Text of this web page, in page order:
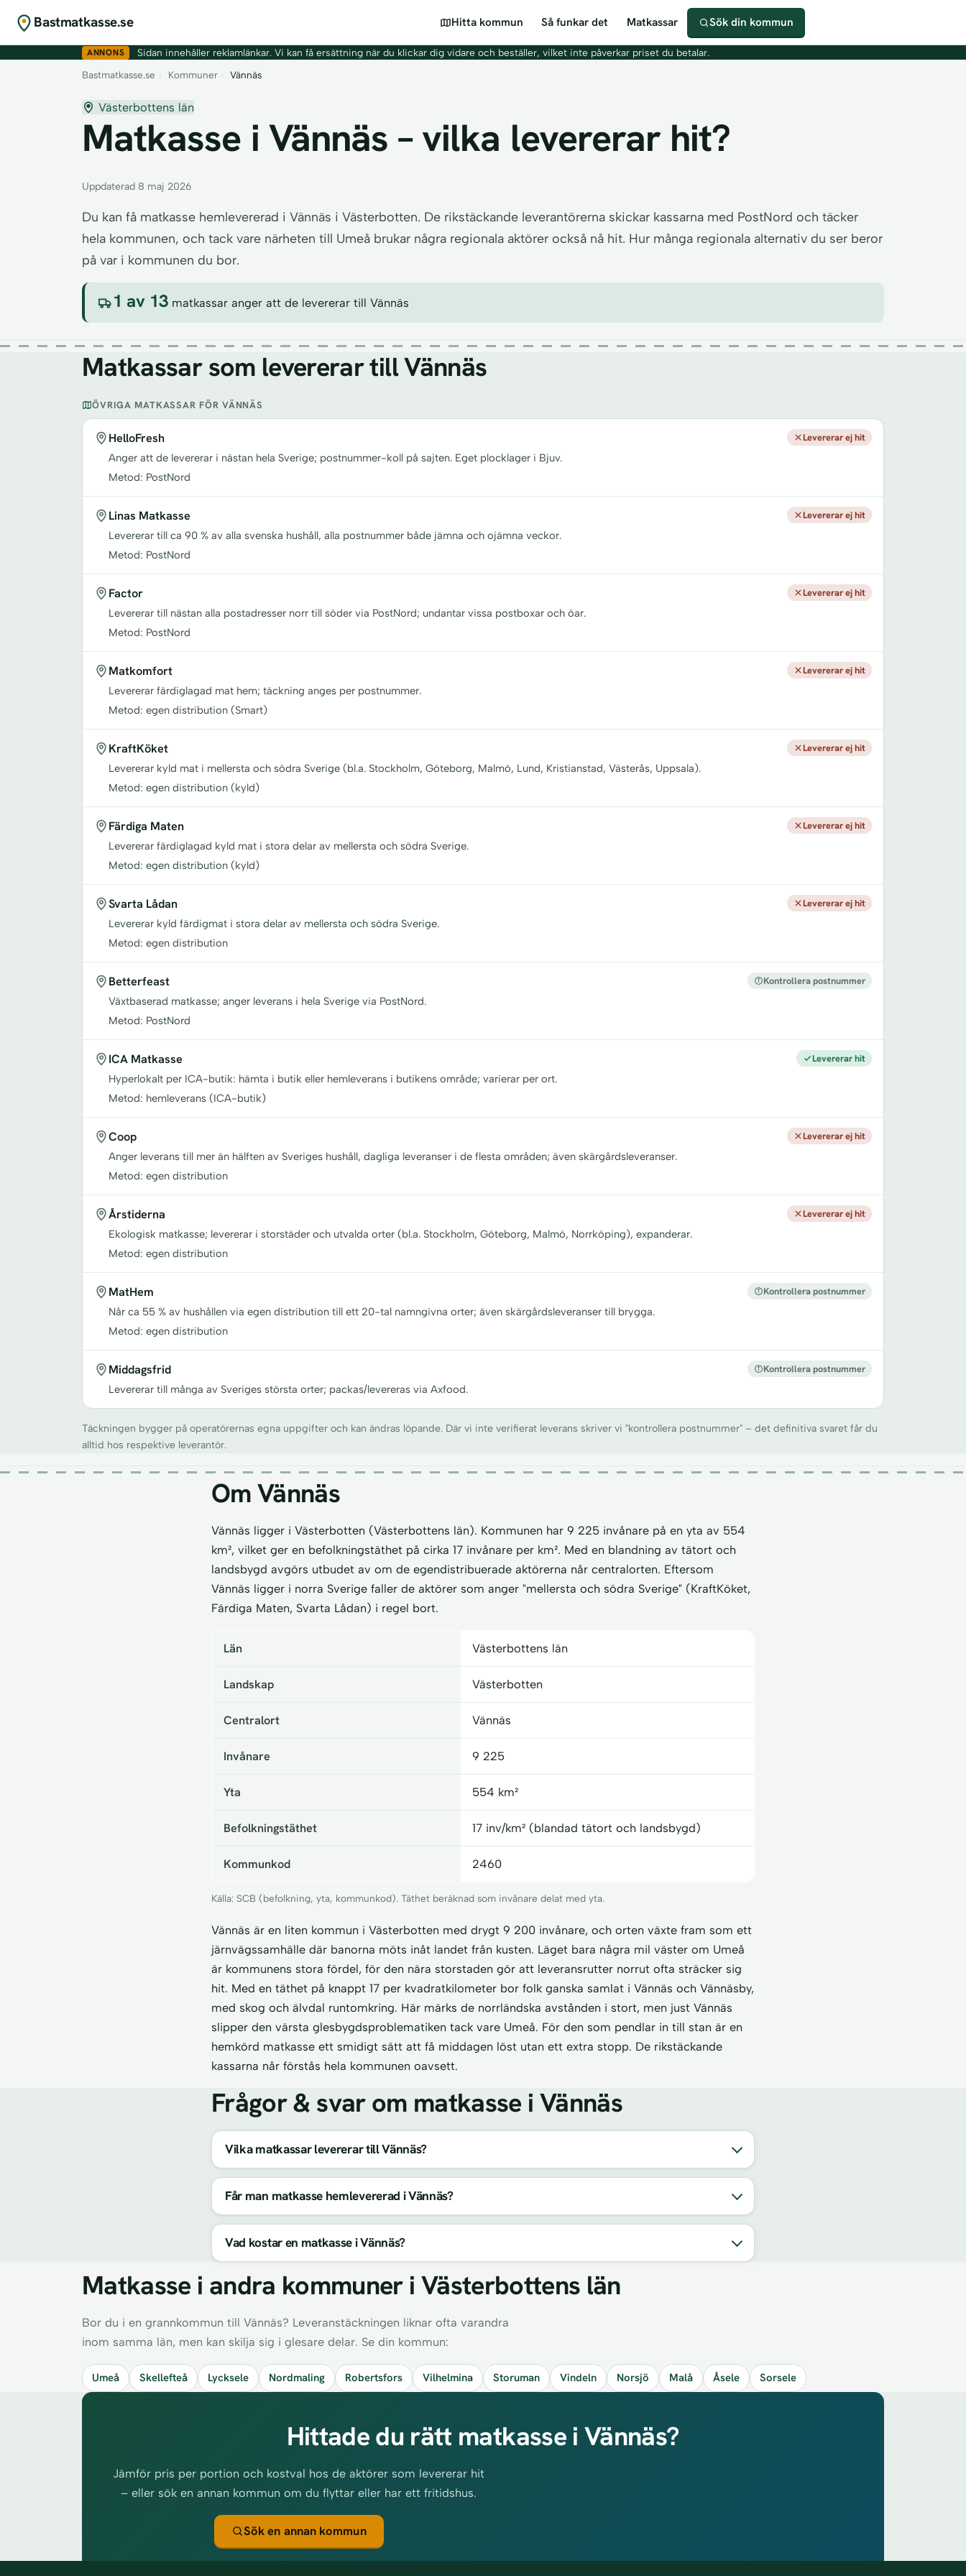
Bastmatkasse.se Hitta kommun Så funkar det Matkassar Sök din kommun
ANNONS
Sidan innehåller reklamlänkar. Vi kan få ersättning när du klickar dig vidare och beställer, vilket inte påverkar priset du betalar.
Bastmatkasse.se › Kommuner › Vännäs
Västerbottens län
Matkasse i Vännäs – vilka levererar hit?
Uppdaterad 8 maj 2026
Du kan få matkasse hemlevererad i Vännäs i Västerbotten. De rikstäckande leverantörerna skickar kassarna med PostNord och täcker
hela kommunen, och tack vare närheten till Umeå brukar några regionala aktörer också nå hit. Hur många regionala alternativ du ser beror
på var i kommunen du bor.
1 av 13 matkassar anger att de levererar till Vännäs
Matkassar som levererar till Vännäs
ÖVRIGA MATKASSAR FÖR VÄNNÄS
HelloFresh
Anger att de levererar i nästan hela Sverige; postnummer-koll på sajten. Eget plocklager i Bjuv.
Metod: PostNord
Levererar ej hit
Linas Matkasse
Levererar till ca 90 % av alla svenska hushåll, alla postnummer både jämna och ojämna veckor.
Metod: PostNord
Levererar ej hit
Factor
Levererar till nästan alla postadresser norr till söder via PostNord; undantar vissa postboxar och öar.
Metod: PostNord
Levererar ej hit
Matkomfort
Levererar färdiglagad mat hem; täckning anges per postnummer.
Metod: egen distribution (Smart)
Levererar ej hit
KraftKöket
Levererar kyld mat i mellersta och södra Sverige (bl.a. Stockholm, Göteborg, Malmö, Lund, Kristianstad, Västerås, Uppsala).
Metod: egen distribution (kyld)
Levererar ej hit
Färdiga Maten
Levererar färdiglagad kyld mat i stora delar av mellersta och södra Sverige.
Metod: egen distribution (kyld)
Levererar ej hit
Svarta Lådan
Levererar kyld färdigmat i stora delar av mellersta och södra Sverige.
Metod: egen distribution
Levererar ej hit
Betterfeast
Växtbaserad matkasse; anger leverans i hela Sverige via PostNord.
Metod: PostNord
Kontrollera postnummer
ICA Matkasse
Hyperlokalt per ICA-butik: hämta i butik eller hemleverans i butikens område; varierar per ort.
Metod: hemleverans (ICA-butik)
Levererar hit
Coop
Anger leverans till mer än hälften av Sveriges hushåll, dagliga leveranser i de flesta områden; även skärgårdsleveranser.
Metod: egen distribution
Levererar ej hit
Årstiderna
Ekologisk matkasse; levererar i storstäder och utvalda orter (bl.a. Stockholm, Göteborg, Malmö, Norrköping), expanderar.
Metod: egen distribution
Levererar ej hit
MatHem
Når ca 55 % av hushållen via egen distribution till ett 20-tal namngivna orter; även skärgårdsleveranser till brygga.
Metod: egen distribution
Kontrollera postnummer
Middagsfrid
Levererar till många av Sveriges största orter; packas/levereras via Axfood.
Kontrollera postnummer
Täckningen bygger på operatörernas egna uppgifter och kan ändras löpande. Där vi inte verifierat leverans skriver vi "kontrollera postnummer" – det definitiva svaret får du
alltid hos respektive leverantör.
Om Vännäs
Vännäs ligger i Västerbotten (Västerbottens län). Kommunen har 9 225 invånare på en yta av 554
km², vilket ger en befolkningstäthet på cirka 17 invånare per km². Med en blandning av tätort och
landsbygd avgörs utbudet av om de egendistribuerade aktörerna når centralorten. Eftersom
Vännäs ligger i norra Sverige faller de aktörer som anger "mellersta och södra Sverige" (KraftKöket,
Färdiga Maten, Svarta Lådan) i regel bort.
Län Västerbottens län
Landskap Västerbotten
Centralort Vännäs
Invånare 9 225
Yta 554 km²
Befolkningstäthet 17 inv/km² (blandad tätort och landsbygd)
Kommunkod 2460
Källa: SCB (befolkning, yta, kommunkod). Täthet beräknad som invånare delat med yta.
Vännäs är en liten kommun i Västerbotten med drygt 9 200 invånare, och orten växte fram som ett
järnvägssamhälle där banorna möts inåt landet från kusten. Läget bara några mil väster om Umeå
är kommunens stora fördel, för den nära storstaden gör att leveransrutter norrut ofta sträcker sig
hit. Med en täthet på knappt 17 per kvadratkilometer bor folk ganska samlat i Vännäs och Vännäsby,
med skog och älvdal runtomkring. Här märks de norrländska avstånden i stort, men just Vännäs
slipper den värsta glesbygdsproblematiken tack vare Umeå. För den som pendlar in till stan är en
hemkörd matkasse ett smidigt sätt att få middagen löst utan ett extra stopp. De rikstäckande
kassarna når förstås hela kommunen oavsett.
Frågor & svar om matkasse i Vännäs
Vilka matkassar levererar till Vännäs?
Får man matkasse hemlevererad i Vännäs?
Vad kostar en matkasse i Vännäs?
Matkasse i andra kommuner i Västerbottens län
Bor du i en grannkommun till Vännäs? Leveranstäckningen liknar ofta varandra
inom samma län, men kan skilja sig i glesare delar. Se din kommun:
Umeå Skellefteå Lycksele Nordmaling Robertsfors Vilhelmina Storuman Vindeln Norsjö Malå Åsele Sorsele
Hittade du rätt matkasse i Vännäs?
Jämför pris per portion och kostval hos de aktörer som levererar hit
– eller sök en annan kommun om du flyttar eller har ett fritidshus.
Sök en annan kommun